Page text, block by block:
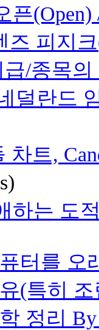
픈(Open)
즈 피지
/종목의
덜란드
차트,
하는 도
터를 오
(특히
정리